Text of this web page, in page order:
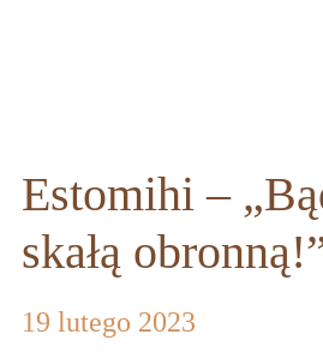
Estomihi –
skałą
19 lutego 2023